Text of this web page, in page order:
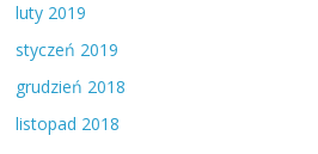
luty 2019
styczeń 2019
grudzień 2018
listopad 2018